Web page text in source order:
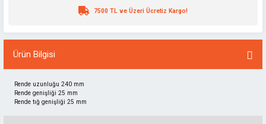
7500 TL ve Üzeri Ücretiz Kargo!
Ürün Bilgisi
Rende uzunluğu 240 mm
Rende genişliği 25 mm
Rende tığ genişliği 25 mm